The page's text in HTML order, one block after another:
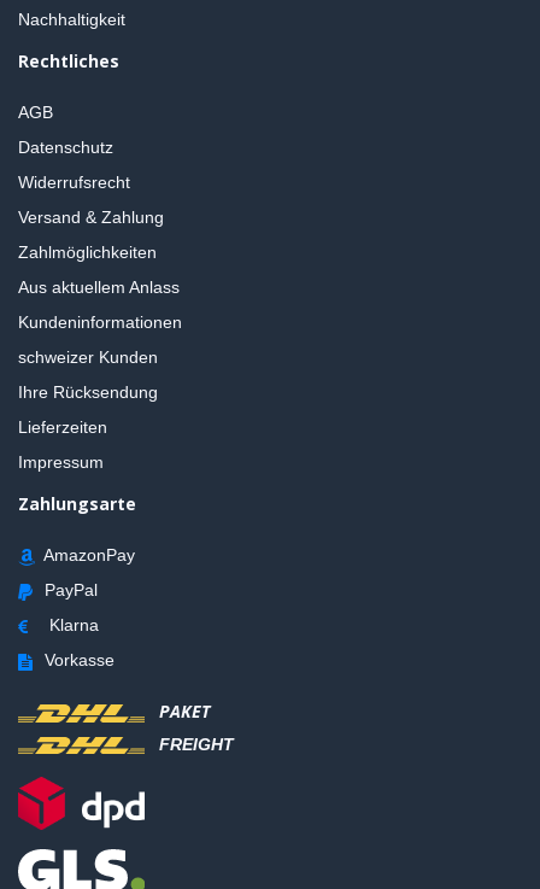
Nachhaltigkeit
Rechtliches
AGB
Datenschutz
Widerrufsrecht
Versand & Zahlung
Zahlmöglichkeiten
Aus aktuellem Anlass
Kundeninformationen
schweizer Kunden
Ihre Rücksendung
Lieferzeiten
Impressum
Zahlungsarte
AmazonPay
PayPal
Klarna
Vorkasse
PAKET
FREIGHT